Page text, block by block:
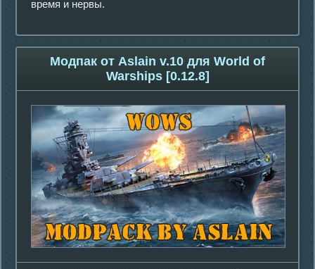
время и нервы.
Модпак от Aslain v.10 для World of
Warships [0.12.8]